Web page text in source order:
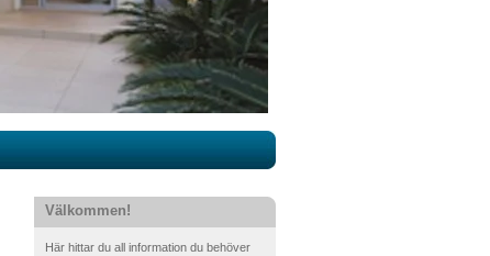
Välkommen!
Här hittar du all information du behöver